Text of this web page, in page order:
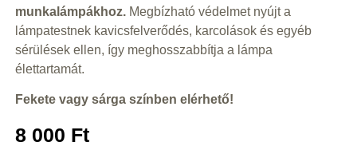
munkalámpákhoz.Megbízható védelmet nyújt a
lámpatestnek kavicsfelverődés, karcolások és egyéb
sérülések ellen, így meghosszabbítja a lámpa
élettartamát.
Fekete vagy sárga színben elérhető!
8 000 Ft